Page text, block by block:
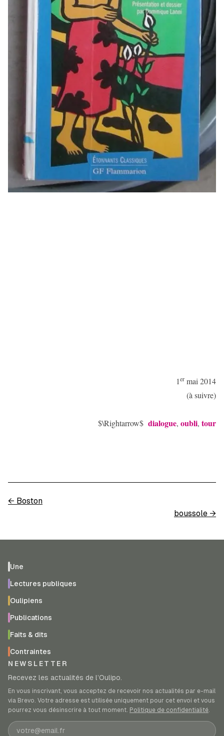
1er mai 2014
(à suivre)
$\Rightarrow$ dialogue, oubli, tour
← Boston
boussole →
Une
Lectures publiques
Oulipiens
Publications
Faits & dits
Contraintes
NEWSLETTER
Recevez les actualités de l’Oulipo.
En vous inscrivant, vous acceptez de recevoir nos actualités par e-mail
via Brevo. Votre adresse est utilisée uniquement pour cet envoi et vous
pourrez vous désinscrire à tout moment. Politique de confidentialité
Adresse e-mail